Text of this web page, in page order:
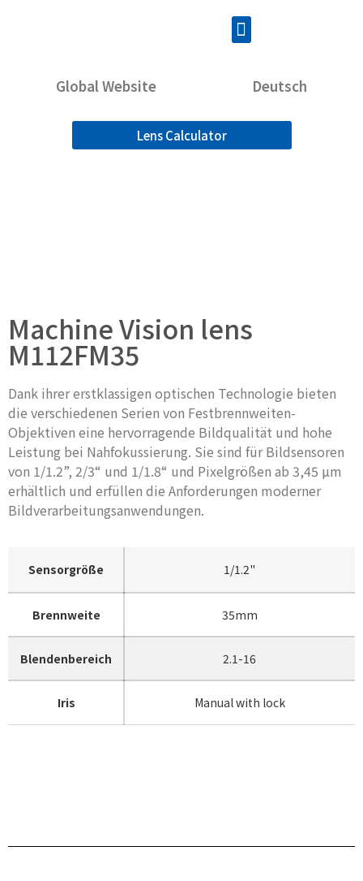
Global Website Deutsch
Lens Calculator
Machine Vision lens
M112FM35
Dank ihrer erstklassigen optischen Technologie bieten
die verschiedenen Serien von Festbrennweiten-
Objektiven eine hervorragende Bildqualität und hohe
Leistung bei Nahfokussierung. Sie sind für Bildsensoren
von 1/1.2”, 2/3“ und 1/1.8“ und Pixelgrößen ab 3,45 µm
erhältlich und erfüllen die Anforderungen moderner
Bildverarbeitungsanwendungen.
Sensorgröße 1/1.2"
Brennweite 35mm
Blendenbereich 2.1-16
Iris Manual with lock